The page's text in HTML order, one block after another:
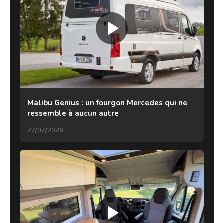
Malibu Genius : un fourgon Mercedes qui ne
ressemble à aucun autre
27/07/2026